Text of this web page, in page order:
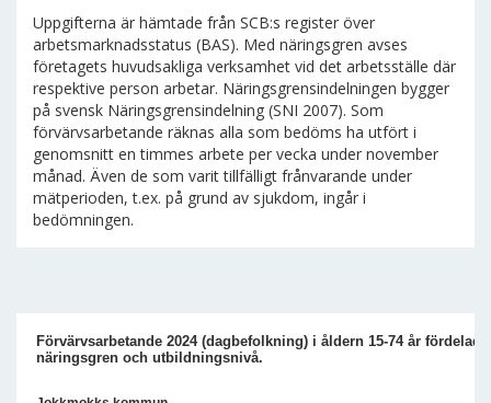
Uppgifterna är hämtade från SCB:s register över
arbetsmarknadsstatus (BAS). Med näringsgren avses
företagets huvudsakliga verksamhet vid det arbetsställe där
respektive person arbetar. Näringsgrensindelningen bygger
på svensk Näringsgrensindelning (SNI 2007). Som
förvärvsarbetande räknas alla som bedöms ha utfört i
genomsnitt en timmes arbete per vecka under november
månad. Även de som varit tillfälligt frånvarande under
mätperioden, t.ex. på grund av sjukdom, ingår i
bedömningen.
Förvärvsarbetande 2024 (dagbefolkning) i åldern 15-74 år
näringsgren och utbildningsnivå.